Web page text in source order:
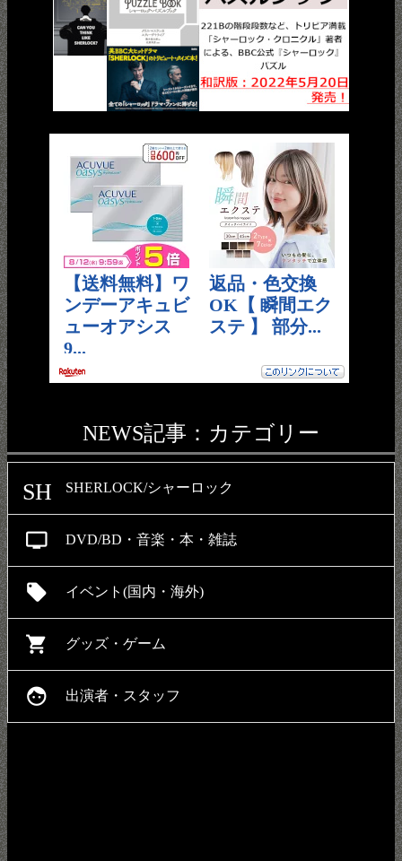
NEWS記事：カテゴリー
SH SHERLOCK/シャーロック
personal_video DVD/BD・音楽・本・雑誌
local_offer イベント(国内・海外)
shopping_cart グッズ・ゲーム
face 出演者・スタッフ